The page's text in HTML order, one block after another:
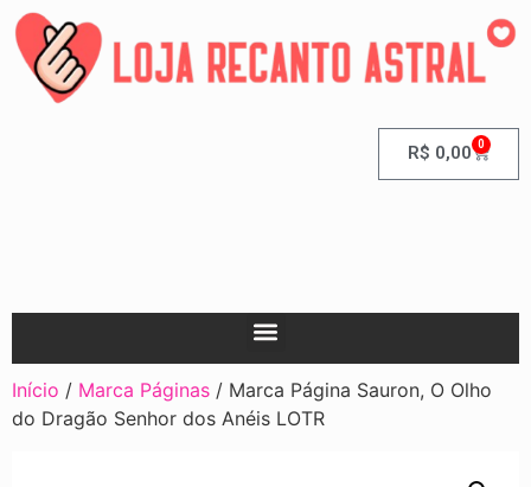
R$ 0,00 0
Início / Marca Páginas / Marca Página Sauron, O Olho
do Dragão Senhor dos Anéis LOTR